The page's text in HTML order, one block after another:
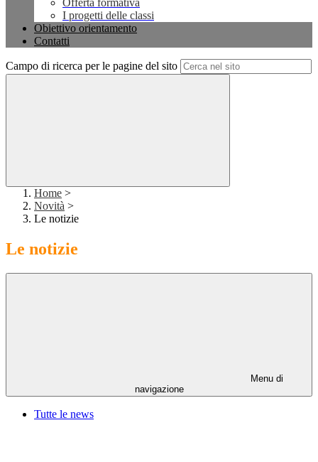
Offerta formativa
I progetti delle classi
Obiettivo orientamento
Contatti
Campo di ricerca per le pagine del sito
Home >
Novità >
Le notizie
Le notizie
Menu di
navigazione
Tutte le news